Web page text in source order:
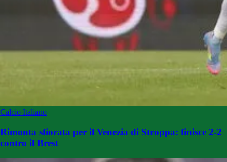
Calcio Italiano
Rimonta sfiorata per il Venezia di Stroppa: finisce 2-2
contro il Brest